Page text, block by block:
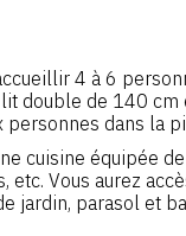
4 à 6
lit double de 140
dans la
cuisine équipée
Vous aurez
jardin, parasol et